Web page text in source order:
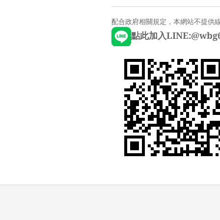
配合政府相關規定，本網站不提供
點此加入